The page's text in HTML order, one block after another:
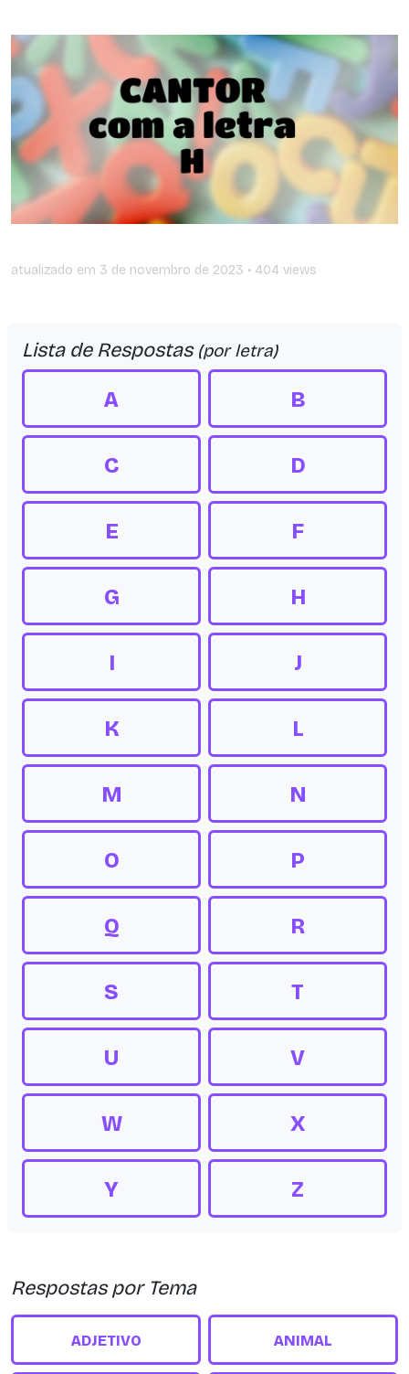
atualizado em 3 de novembro de 2023 • 404 views
Lista de Respostas (por letra)
A B
C D
E F
G H
I J
K L
M N
O P
Q R
S T
U V
W X
Y Z
Respostas por Tema
ADJETIVO ANIMAL